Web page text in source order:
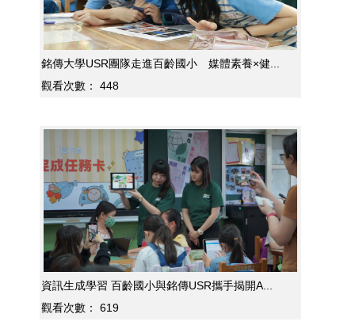
銘傳大學USR團隊走進百齡國小 媒體素養×健...
觀看次數：
448
資訊生成學習 百齡國小與銘傳USR攜手揭開A...
觀看次數：
619